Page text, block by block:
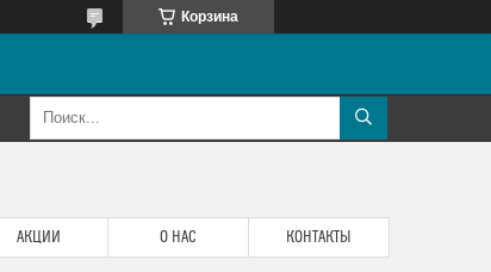
Корзина
АКЦИИ О НАС КОНТАКТЫ